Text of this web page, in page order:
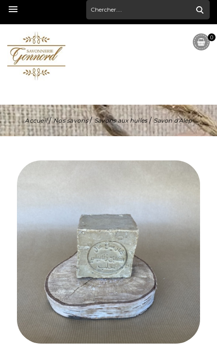

0
Accueil Nos savons Savons aux huiles Savon d'Alep